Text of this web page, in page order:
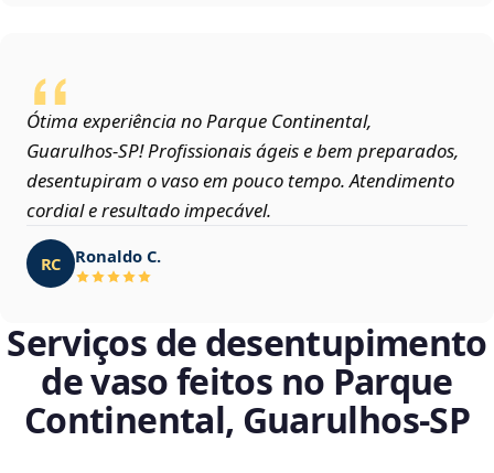
Ótima experiência no Parque Continental,
Guarulhos‑SP! Profissionais ágeis e bem preparados,
desentupiram o vaso em pouco tempo. Atendimento
cordial e resultado impecável.
RC Ronaldo C.
Serviços de desentupimento
de vaso feitos no Parque
Continental, Guarulhos‑SP